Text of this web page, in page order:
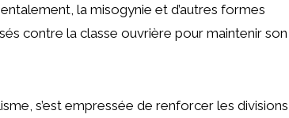
la misogynie et d’autres formes
contre la classe ouvrière pour maintenir son
s’est empressée de renforcer les divisions